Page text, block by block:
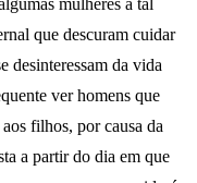
que descuram cuidar
desinteressam da vida
ver homens que
filhos, por causa da
a partir do dia em que